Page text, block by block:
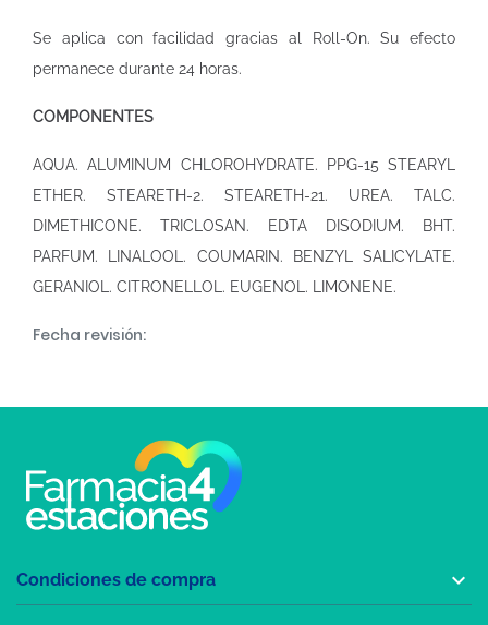
Se aplica con facilidad gracias al Roll-On. Su efecto
permanece durante 24 horas.
COMPONENTES
AQUA. ALUMINUM CHLOROHYDRATE. PPG-15 STEARYL
ETHER. STEARETH-2. STEARETH-21. UREA. TALC.
DIMETHICONE. TRICLOSAN. EDTA DISODIUM. BHT.
PARFUM. LINALOOL. COUMARIN. BENZYL SALICYLATE.
GERANIOL. CITRONELLOL. EUGENOL. LIMONENE.
Fecha revisión:
Condiciones de compra 